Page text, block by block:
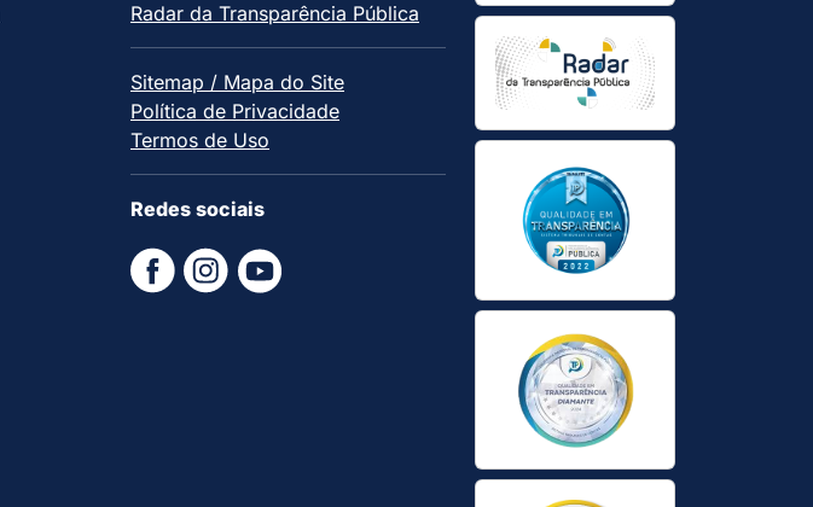
Radar da Transparência Pública
Sitemap / Mapa do Site
Política de Privacidade
Termos de Uso
Redes sociais